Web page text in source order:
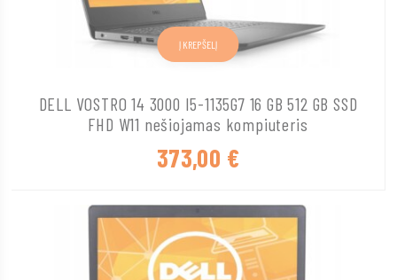
DELL VOSTRO 14 3000 I5-1135G7 16 GB 512 GB SSD
FHD W11 nešiojamas kompiuteris
373,00 €
Į KREPŠELĮ